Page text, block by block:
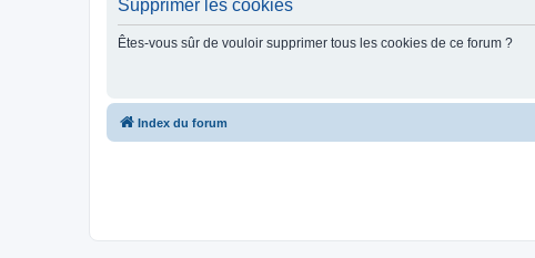
Supprimer les cookies
Êtes-vous sûr de vouloir supprimer tous les cookies de ce forum ?
Index du forum